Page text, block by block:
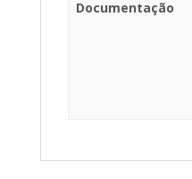
Documentação